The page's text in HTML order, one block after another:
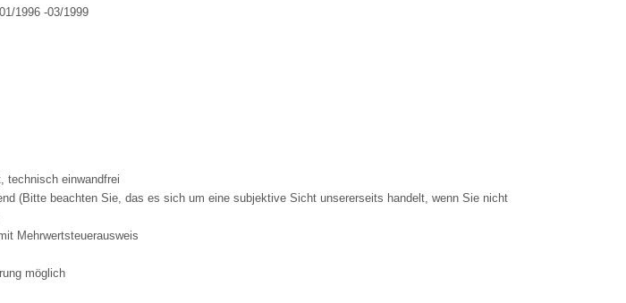
1996 -03/1999
technisch einwandfrei
(Bitte beachten Sie, das es sich um eine subjektive Sicht unsererseits handelt, wenn Sie nicht
Mehrwertsteuerausweis
möglich